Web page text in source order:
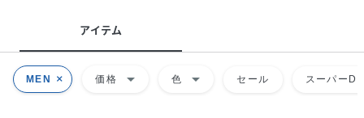
アイテム
MEN 価格 arrow_drop_down 色 arrow_drop_down セール スーパー